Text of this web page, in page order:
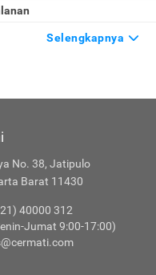
Selengkapnya
No. 38, Jatipulo
Barat 11430
40000 312
Jumat 9:00-17:00)